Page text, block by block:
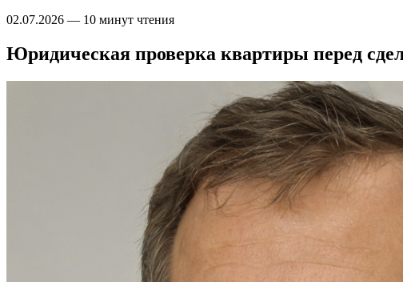
02.07.2026 — 10 минут чтения
Юридическая проверка квартиры перед